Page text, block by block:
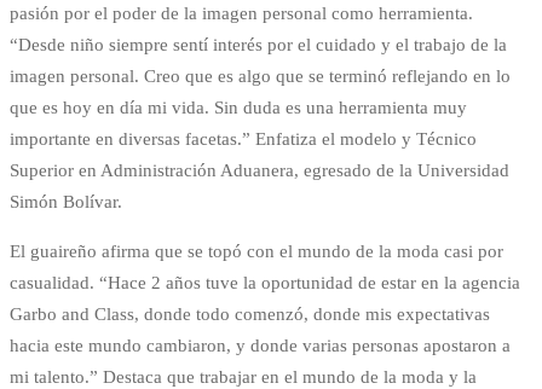
pasión por el poder de la imagen personal como herramienta.
“Desde niño siempre sentí interés por el cuidado y el trabajo de la
imagen personal. Creo que es algo que se terminó reflejando en lo
que es hoy en día mi vida. Sin duda es una herramienta muy
importante en diversas facetas.” Enfatiza el modelo y Técnico
Superior en Administración Aduanera, egresado de la Universidad
Simón Bolívar.
El guaireño afirma que se topó con el mundo de la moda casi por
casualidad. “Hace 2 años tuve la oportunidad de estar en la agencia
Garbo and Class, donde todo comenzó, donde mis expectativas
hacia este mundo cambiaron, y donde varias personas apostaron a
mi talento.” Destaca que trabajar en el mundo de la moda y la